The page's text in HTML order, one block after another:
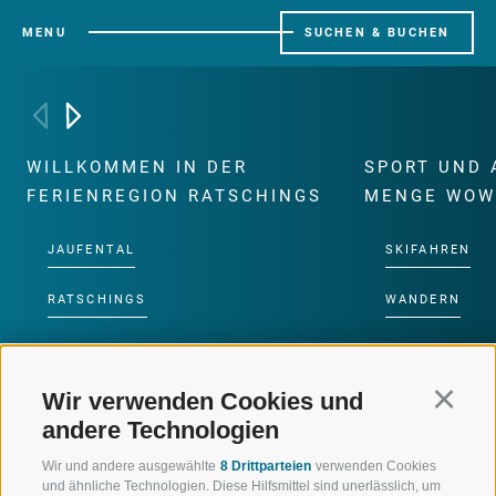
Wir verwenden Cookies und
andere Technologien
Wir und andere ausgewählte 8 Drittparteien verwenden Cookies
und ähnliche Technologien. Diese Hilfsmittel sind unerlässlich, um
MENU SUCHEN & BUCHEN
WILLKOMMEN IN DER
FERIENREGION RATSCHINGS
JAUFENTAL
RATSCHINGS
RIDNAUNTAL
BERGBAHNEN
SKISCHULE RATSCHINGS
SPORT UND
MENGE
SKIFAHREN
WANDERN
HOCHALPINE